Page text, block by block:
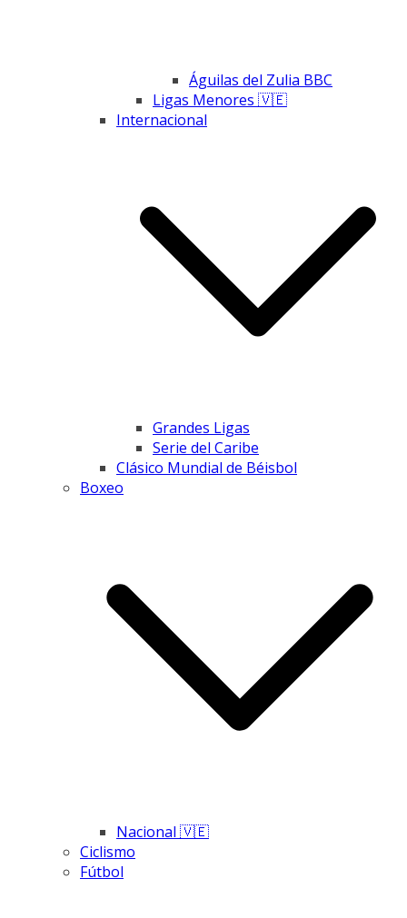
Águilas del Zulia BBC
Ligas Menores 🇻🇪
Internacional
Grandes Ligas
Serie del Caribe
Clásico Mundial de Béisbol
Boxeo
Nacional 🇻🇪
Ciclismo
Fútbol